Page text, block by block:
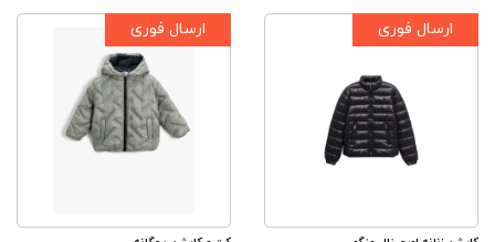
ارسال فوری ارسال فوری